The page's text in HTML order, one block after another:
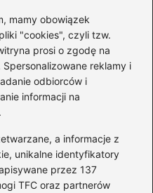
mamy obowiązek
"cookies", czyli tzw.
prosi o zgodę na
reklamy i
odbiorców i
informacji na
a informacje z
unikalne identyfikatory
przez 137
TFC oraz partnerów